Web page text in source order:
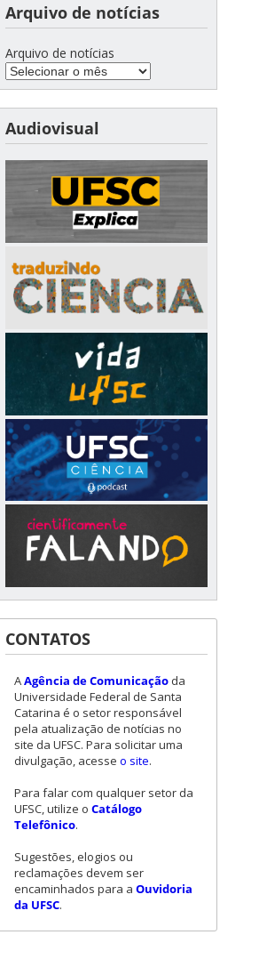
Arquivo de notícias
Arquivo de notícias
Audiovisual
CONTATOS
AAgência de Comunicação da
Universidade Federal de Santa
Catarina é o setor responsável
pela atualização de notícias no
site da UFSC. Para solicitar uma
divulgação, acesse o site.
Para falar com qualquer setor da
UFSC, utilize o Catálogo
Telefônico.
Sugestões, elogios ou
reclamações devem ser
encaminhados para a Ouvidoria
da UFSC.